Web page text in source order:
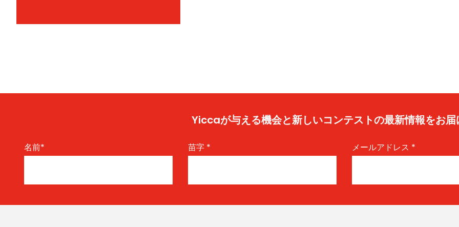
Yiccaが与える機会と新しいコンテストの最新情報をお届
名前* 苗字 * メールアドレス *